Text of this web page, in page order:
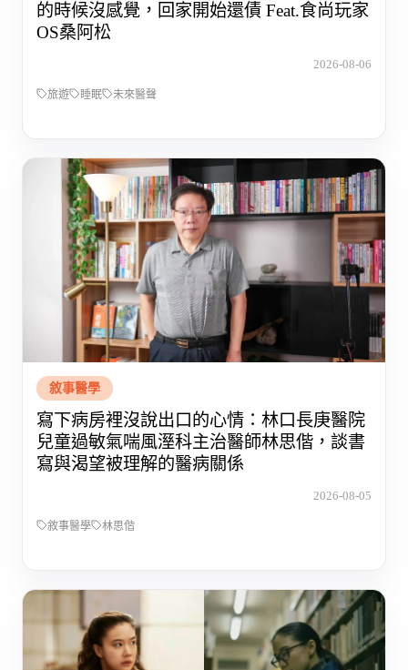
的時候沒感覺，回家開始還債 Feat.食尚玩家
OS桑阿松
2026-08-06
旅遊 睡眠 未來醫聲
敘事醫學
寫下病房裡沒說出口的心情：林口長庚醫院
兒童過敏氣喘風溼科主治醫師林思偕，談書
寫與渴望被理解的醫病關係
2026-08-05
敘事醫學 林思偕